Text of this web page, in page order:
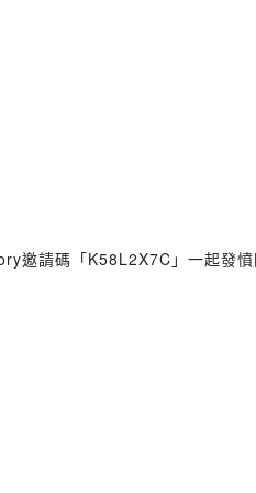
邀請碼「K58L2X7C」一起發憤